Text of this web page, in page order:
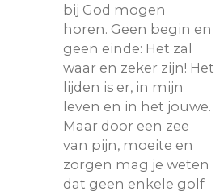
bij God mogen
horen. Geen begin en
geen einde: Het zal
waar en zeker zijn! Het
lijden is er, in mijn
leven en in het jouwe.
Maar door een zee
van pijn, moeite en
zorgen mag je weten
dat geen enkele golf